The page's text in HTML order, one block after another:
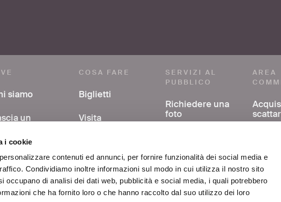
i cookie
contenuti ed annunci, per fornire funzionalità dei social media e
Condividiamo inoltre informazioni sul modo in cui utilizza il nostro sito
occupano di analisi dei dati web, pubblicità e social media, i quali potrebbero
che ha fornito loro o che hanno raccolto dal suo utilizzo dei loro
siamo
un
stampa
COSA FARE
Biglietti
Visita
Al centro di Roma
Educazione
SERVIZI AL
PUBBLICO
Richiedere una
foto
bibliografica
FAQ
AREA
evento